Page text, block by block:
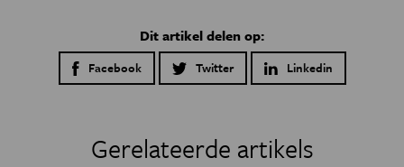
Dit artikel delen op:
Facebook Twitter Linkedin
Gerelateerde artikels